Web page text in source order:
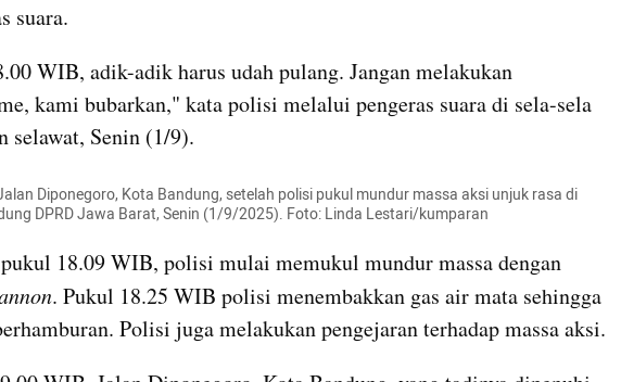
suara.
WIB, adik-adik harus udah pulang. Jangan melakukan
kami bubarkan," kata polisi melalui pengeras suara di sela-sela
selawat, Senin (1/9).
Diponegoro, Kota Bandung, setelah polisi pukul mundur massa aksi unjuk rasa di
DPRD Jawa Barat, Senin (1/9/2025). Foto: Linda Lestari/kumparan
. Pukul 18.25 WIB polisi menembakkan gas air mata sehingga
Polisi juga melakukan pengejaran terhadap massa aksi.